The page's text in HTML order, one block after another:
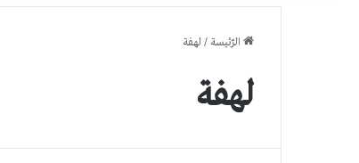
الرّئيسة /لهفة
لهفة